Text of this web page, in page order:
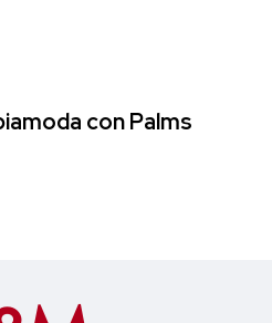
con Palms